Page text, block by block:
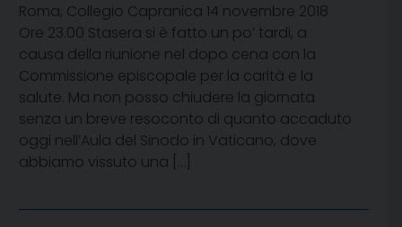
Roma, Collegio Capranica 14 novembre 2018
Ore 23.00 Stasera si è fatto un po’ tardi, a
causa della riunione nel dopo cena con la
Commissione episcopale per la carità e la
salute. Ma non posso chiudere la giornata
senza un breve resoconto di quanto accaduto
oggi nell’Aula del Sinodo in Vaticano, dove
abbiamo vissuto una […]